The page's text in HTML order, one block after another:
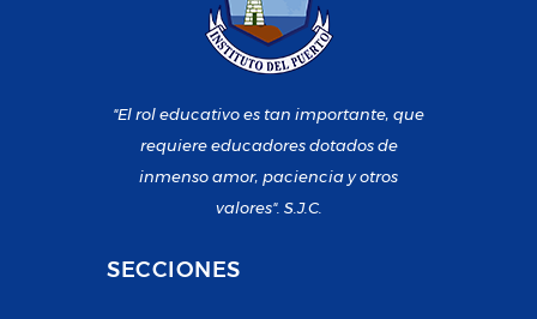
"El rol educativo es tan importante, que
requiere educadores dotados de
inmenso amor, paciencia y otros
valores". S.J.C.
SECCIONES